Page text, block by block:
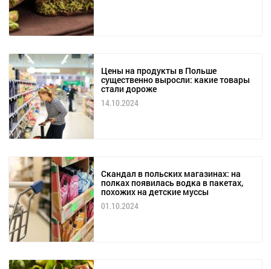
Цены на продукты в Польше
существенно выросли: какие товары
стали дороже
14.10.2024
Скандал в польских магазинах: на
полках появилась водка в пакетах,
похожих на детские муссы
01.10.2024